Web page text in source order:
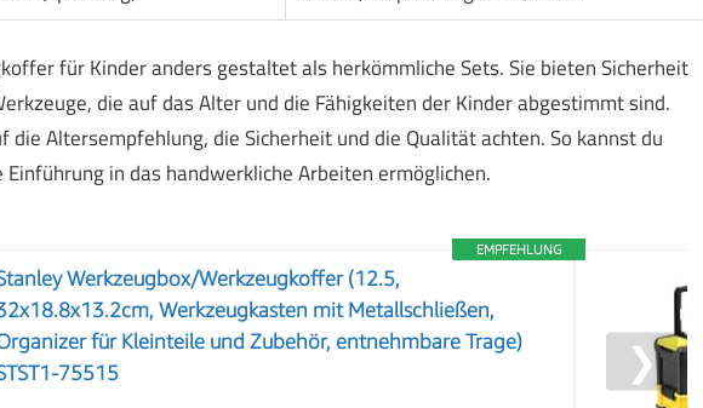
für Kinder anders gestaltet als herkömmliche Sets. Sie bieten Sicherheit
die auf das Alter und die Fähigkeiten der Kinder abgestimmt sind.
Altersempfehlung, die Sicherheit und die Qualität achten. So kannst du
in das handwerkliche Arbeiten ermöglichen.
EMPFEHLUNG
Werkzeugbox/Werkzeugkoffer (12.5,
Werkzeugkasten mit Metallschließen,
für Kleinteile und Zubehör, entnehmbare Trage)
75515
❯